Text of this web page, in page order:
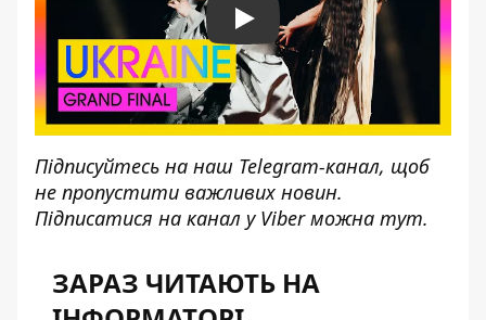
Play
Підписуйтесь на наш Telegram-канал, щоб
не пропустити важливих новин.
Підписатися на канал у Viber можна тут.
ЗАРАЗ ЧИТАЮТЬ НА